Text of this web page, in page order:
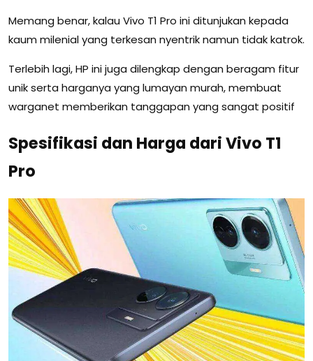
Memang benar, kalau Vivo T1 Pro ini ditunjukan kepada
kaum milenial yang terkesan nyentrik namun tidak katrok.
Terlebih lagi, HP ini juga dilengkap dengan beragam fitur
unik serta harganya yang lumayan murah, membuat
warganet memberikan tanggapan yang sangat positif
Spesifikasi dan Harga dari Vivo T1
Pro